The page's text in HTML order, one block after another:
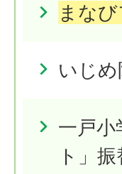
まな
いじ
一戸
ト」